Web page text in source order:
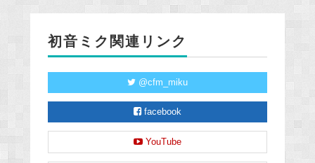
初音ミク関連リンク
@cfm_miku
facebook
YouTube